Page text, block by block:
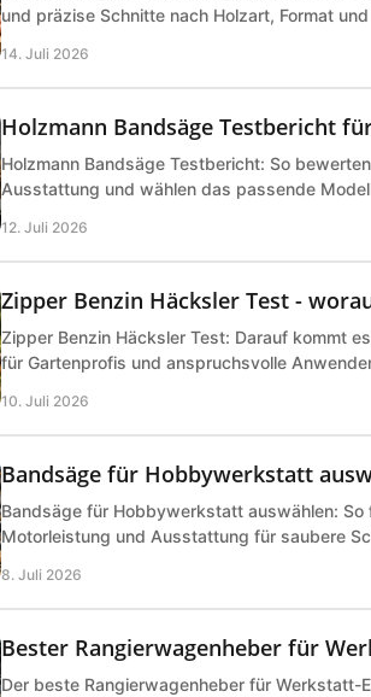
und präzise Schnitte nach Holzart, Format
14. Juli 2026
Holzmann Bandsäge Testbericht
Holzmann Bandsäge Testbericht: So
Ausstattung und wählen das passende
12. Juli 2026
Zipper Benzin Häcksler Test -
Zipper Benzin Häcksler Test: Darauf kommt
für Gartenprofis und anspruchsvolle
10. Juli 2026
Bandsäge für Hobbywerkstatt
Bandsäge für Hobbywerkstatt auswählen:
Motorleistung und Ausstattung für saubere
8. Juli 2026
Bester Rangierwagenheber für
Der beste Rangierwagenheber für Werkstatt-